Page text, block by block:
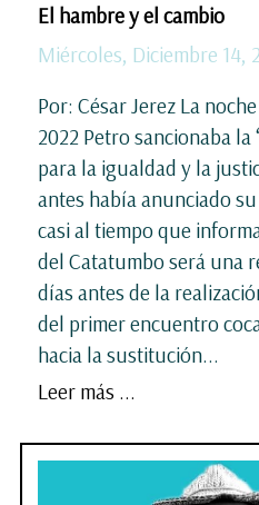
El hambre y el cambio
Miércoles, Diciembre 14,
Por: César Jerez La
2022 Petro sancionaba
para la igualdad y la
antes había anunciado
casi al tiempo que
del Catatumbo será una
días antes de la
del primer encuentro
hacia la sustitución...
Leer más ...